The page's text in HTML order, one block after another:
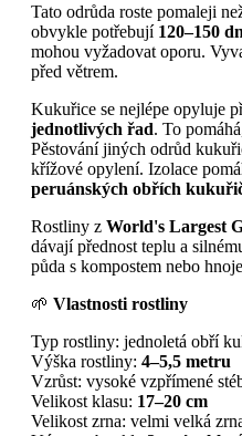
Tato odrůda roste pomaleji
obvykle potřebují 120–150
mohou vyžadovat oporu.
před větrem.
Kukuřice se nejlépe opyluje
jednotlivých řad. To
Pěstování jiných odrůd
křížové opylení. Izolace
peruánských obřích
Rostliny z World's Largest
dávají přednost teplu a
půda s kompostem nebo
🌱 Vlastnosti rostliny
Typ rostliny: jednoletá obří
Výška rostliny: 4–5,5 metru
Vzrůst: vysoké vzpřímené
Velikost klasu: 17–20 cm
Velikost zrna: velmi velká